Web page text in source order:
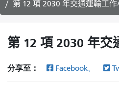
第 12 項 2030 年交通運輸工作
第 12 項 2030 年交
分享至： Facebook、